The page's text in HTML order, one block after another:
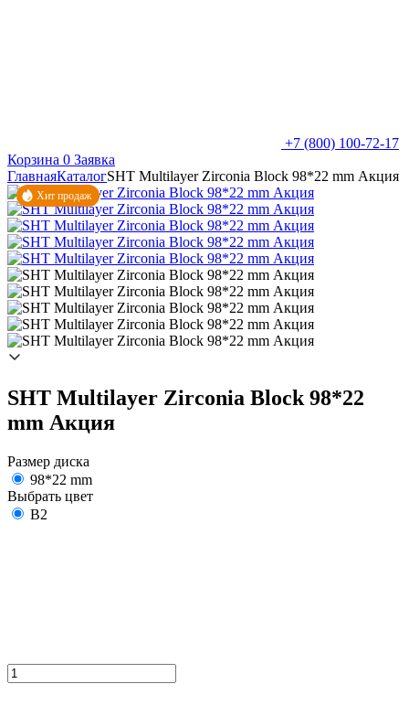
+7 (800) 100-72-17
Корзина 0 Заявка
ГлавнаяКаталогSHT Multilayer Zirconia Block 98*22 mm Акция
Хит продаж
SHT Multilayer Zirconia Block 98*22
mm Акция
Размер диска
98*22 mm
Выбрать цвет
B2